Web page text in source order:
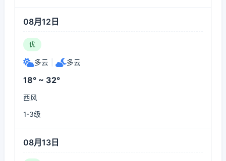
08月12日
优
多云 多云
18° ~ 32°
西风
1-3级
08月13日